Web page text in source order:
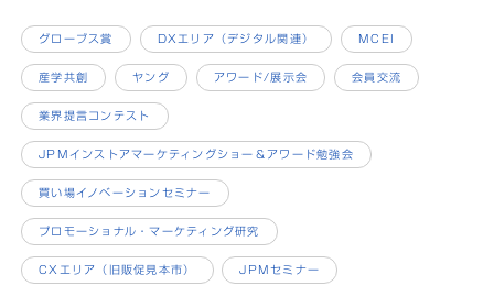
グローブス賞 DXエリア（デジタル関連） MCEI
産学共創 ヤング アワード/展示会 会員交流
業界提言コンテスト
JPMインストアマーケティングショー＆アワード勉強会
買い場イノベーションセミナー
プロモーショナル・マーケティング研究
CXエリア（旧販促見本市） JPMセミナー